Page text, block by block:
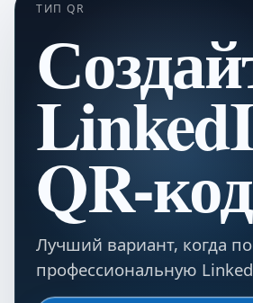
ТИП QR
QR-код
Лучший вариант, когда
профессиональную